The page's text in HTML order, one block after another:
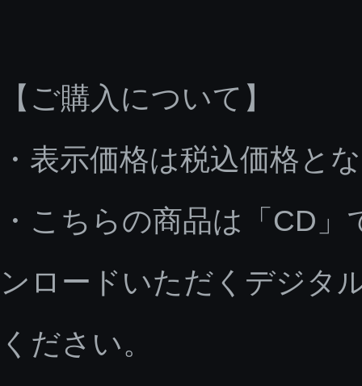
【ご購入について】
・表示価格は税込価格と
・こちらの商品は「CD
ンロードいただくデジタ
ください。